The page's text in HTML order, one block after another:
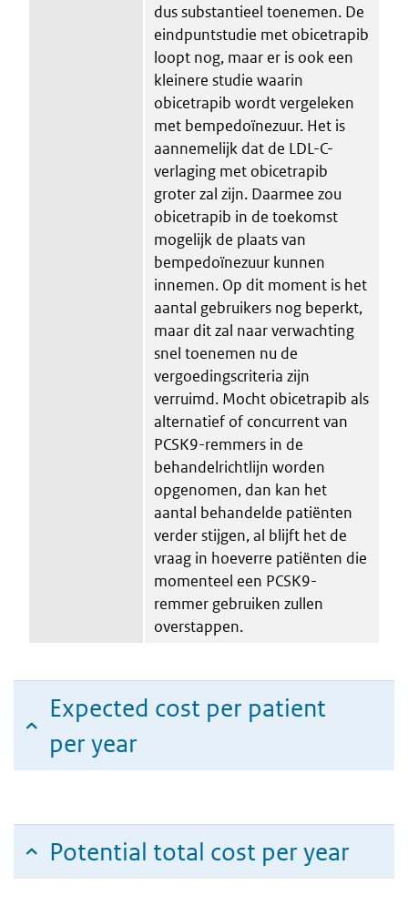
dus substantieel toenemen. De
eindpuntstudie met obicetrapib
loopt nog, maar er is ook een
kleinere studie waarin
obicetrapib wordt vergeleken
met bempedoïnezuur. Het is
aannemelijk dat de LDL-C-
verlaging met obicetrapib
groter zal zijn. Daarmee zou
obicetrapib in de toekomst
mogelijk de plaats van
bempedoïnezuur kunnen
innemen. Op dit moment is het
aantal gebruikers nog beperkt,
maar dit zal naar verwachting
snel toenemen nu de
vergoedingscriteria zijn
verruimd. Mocht obicetrapib als
alternatief of concurrent van
PCSK9-remmers in de
behandelrichtlijn worden
opgenomen, dan kan het
aantal behandelde patiënten
verder stijgen, al blijft het de
vraag in hoeverre patiënten die
momenteel een PCSK9-
remmer gebruiken zullen
overstappen.
Expected cost per patient
per year
Potential total cost per year